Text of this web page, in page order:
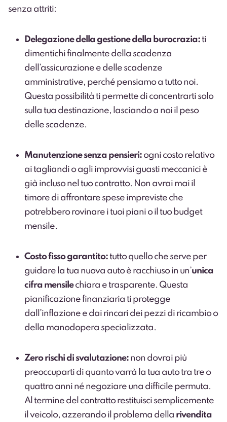
senza attriti:
Delegazione della gestione della burocrazia:ti
dimentichi finalmente della scadenza
dell’assicurazione e delle scadenze
amministrative, perché pensiamo a tutto noi.
Questa possibilità ti permette di concentrarti solo
sulla tua destinazione, lasciando a noi il peso
delle scadenze.
Manutenzione senza pensieri: ogni costo relativo
ai tagliandi o agli improvvisi guasti meccanici è
già incluso nel tuo contratto. Non avrai mai il
timore di affrontare spese impreviste che
potrebbero rovinare i tuoi piani o il tuo budget
mensile.
Costo fisso garantito:tutto quello che serve per
guidare la tua nuova auto è racchiuso in un’unica
cifra mensilechiara e trasparente. Questa
pianificazione finanziaria ti protegge
dall’inflazione e dai rincari dei pezzi di ricambio o
della manodopera specializzata.
Zero rischi di svalutazione: non dovrai più
preoccuparti di quanto varrà la tua auto tra tre o
quattro anni né negoziare una difficile permuta.
Al termine del contratto restituisci semplicemente
il veicolo, azzerando il problema della rivendita